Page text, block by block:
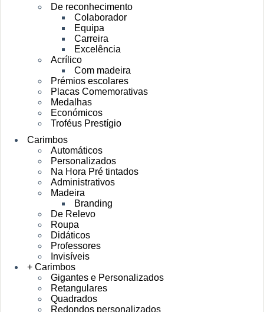
De reconhecimento
Colaborador
Equipa
Carreira
Excelência
Acrílico
Com madeira
Prémios escolares
Placas Comemorativas
Medalhas
Económicos
Troféus Prestígio
Carimbos
Automáticos
Personalizados
Na Hora Pré tintados
Administrativos
Madeira
Branding
De Relevo
Roupa
Didáticos
Professores
Invisíveis
+ Carimbos
Gigantes e Personalizados
Retangulares
Quadrados
Redondos personalizados